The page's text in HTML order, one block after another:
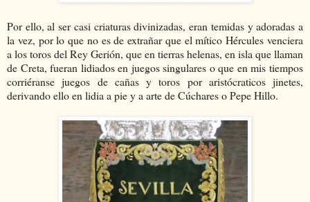
Por ello, al ser casi criaturas divinizadas, eran temidas y adoradas a
la vez, por lo que no es de extrañar que el mítico Hércules venciera
a los toros del Rey Gerión, que en tierras helenas, en isla que llaman
de Creta, fueran lidiados en juegos singulares o que en mis tiempos
corriéranse juegos de cañas y toros por aristócraticos jinetes,
derivando ello en lidia a pie y a arte de Cúchares o Pepe Hillo.